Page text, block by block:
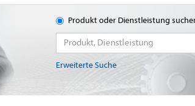
Produkt oder Dienstleistung
Erweiterte Suche